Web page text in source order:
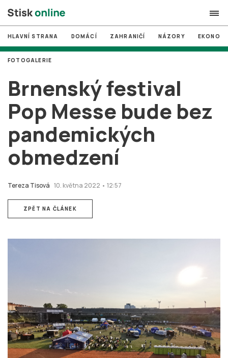
search
# MUNI
# Brno
# volby
login PŘIHLÁSIT SE
Zapomněli jste heslo?
HLAVNÍ STRANA DOMÁCÍ ZAHRANIČÍ NÁZORY
Brnenský festival
Pop Messe bude bez
pandemických
obmedzení
Tereza Tisová 10. května 2022 • 12:57
FOTOGALERIE
ZPĚT NA ČLÁNEK